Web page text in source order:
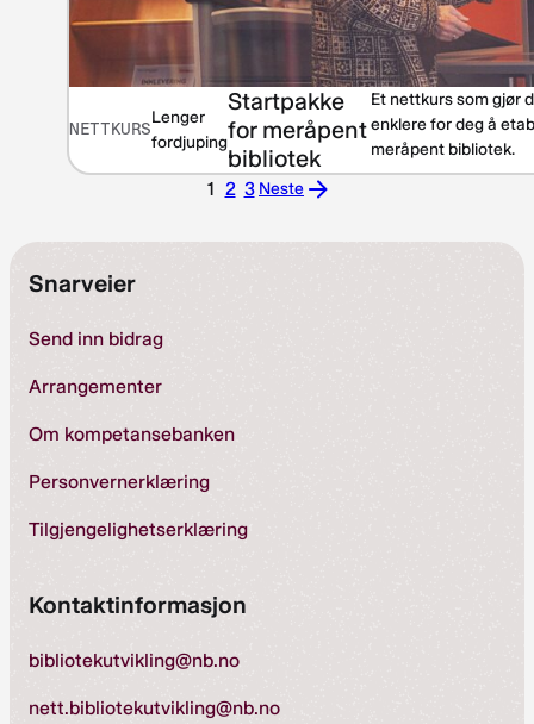
NETTKURS
Lenger
fordjuping
Startpakke
for meråpent
bibliotek
Et nettkurs som gjør
enklere for deg å
meråpent bibliotek.
1 2 3 Neste
Neste
Snarveier
Send inn bidrag
Arrangementer
Om kompetansebanken
Personvernerklæring
Tilgjengelighetserklæring
Kontaktinformasjon
bibliotekutvikling@nb.no
nett.bibliotekutvikling@nb.no